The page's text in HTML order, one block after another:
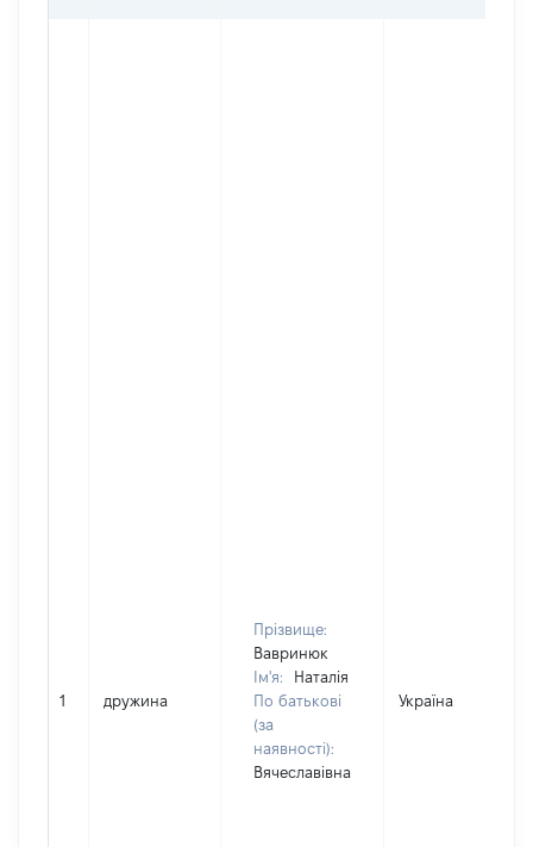
1 дружина
Прізвище:
Вавринюк
Ім'я:
Наталія
По батькові
(за
наявності):
Вячеславівна
Україна